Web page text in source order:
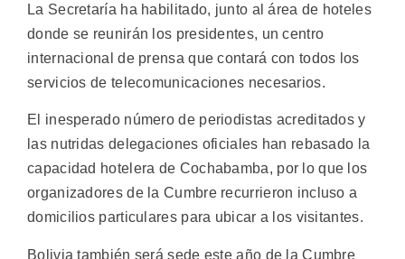
La Secretaría ha habilitado, junto al área de hoteles
donde se reunirán los presidentes, un centro
internacional de prensa que contará con todos los
servicios de telecomunicaciones necesarios.
El inesperado número de periodistas acreditados y
las nutridas delegaciones oficiales han rebasado la
capacidad hotelera de Cochabamba, por lo que los
organizadores de la Cumbre recurrieron incluso a
domicilios particulares para ubicar a los visitantes.
Bolivia también será sede este año de la Cumbre